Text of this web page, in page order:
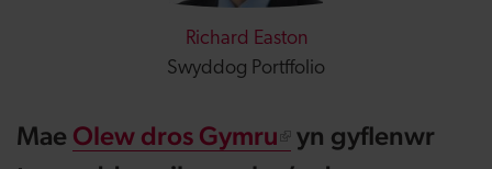
Richard Easton
Swyddog Portffolio
Mae Olew dros Gymru
yn gyflenwr